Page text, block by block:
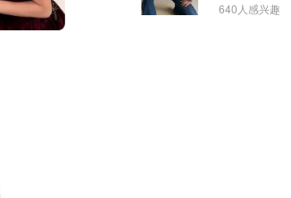
640人感兴趣